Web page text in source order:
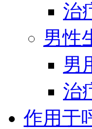
治
男性
男
治
作用于